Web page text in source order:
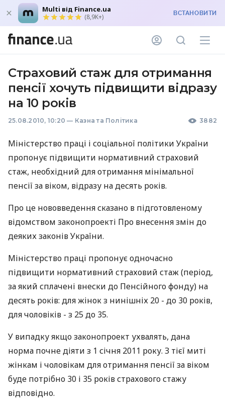
Multi від Finance.ua
(8,9K+) ВСТАНОВИТИ
Страховий стаж для отримання
пенсії хочуть підвищити відразу
на 10 років
25.08.2010, 10:20 — Казна та Політика 3882
Міністерство праці і соціальної політики України
пропонує підвищити нормативний страховий
стаж, необхідний для отримання мінімальної
пенсії за віком, відразу на десять років.
Про це нововведення сказано в підготовленому
відомством законопроекті Про внесення змін до
деяких законів України.
Міністерство праці пропонує одночасно
підвищити нормативний страховий стаж (період,
за який сплачені внески до Пенсійного фонду) на
десять років: для жінок з нинішніх 20 - до 30 років,
для чоловіків - з 25 до 35.
У випадку якщо законопроект ухвалять, дана
норма почне діяти з 1 січня 2011 року. З тієї миті
жінкам і чоловікам для отримання пенсії за віком
буде потрібно 30 і 35 років страхового стажу
відповідно.